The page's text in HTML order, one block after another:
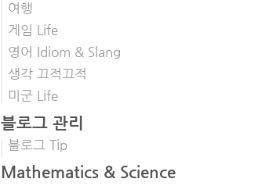
여행
게임 Life
영어 Idiom & Slang
생각 끄적끄적
미군 Life
블로그 관리
블로그 Tip
Mathematics & Science